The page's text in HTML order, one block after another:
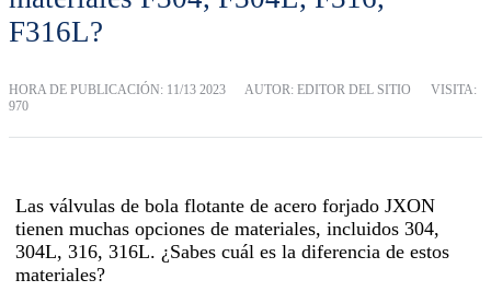
F316L?
HORA DE PUBLICACIÓN: 11/13 2023 AUTOR: EDITOR DEL SITIO
VISITA:
970
Las válvulas de bola flotante de acero forjado JXON
tienen muchas opciones de materiales, incluidos 304,
304L, 316, 316L. ¿Sabes cuál es la diferencia de estos
materiales?